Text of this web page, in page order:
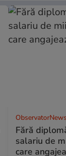
Fără
salariu de
care